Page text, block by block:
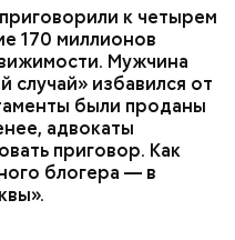
к четырем
170 миллионов
Мужчина
случай» избавился от
были проданы
адвокаты
приговор. Как
блогера — в
посчитали, что
родителей,
перешла бы сыну. Но
заявил, что ранее